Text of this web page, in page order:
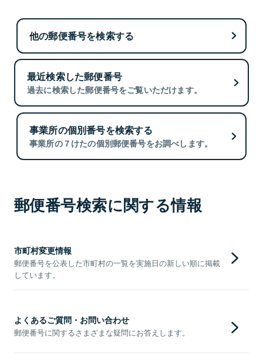
他の郵便番号を検索する
最近検索した郵便番号
過去に検索した郵便番号をご覧いただけます。
事業所の個別番号を検索する
事業所の７けたの個別郵便番号をお調べします。
郵便番号検索に関する情報
市町村変更情報
郵便番号を公表した市町村の一覧を実施日の新しい順に掲載
しています。
よくあるご質問・お問い合わせ
郵便番号に関するさまざまな疑問にお答えします。